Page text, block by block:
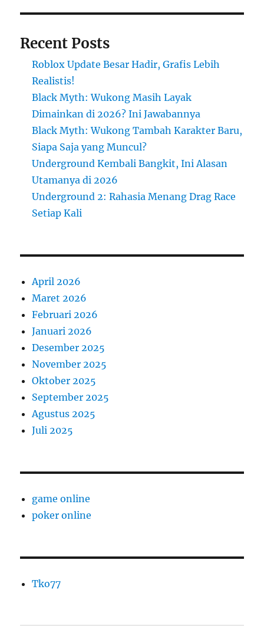
Recent Posts
Roblox Update Besar Hadir, Grafis Lebih
Realistis!
Black Myth: Wukong Masih Layak
Dimainkan di 2026? Ini Jawabannya
Black Myth: Wukong Tambah Karakter Baru,
Siapa Saja yang Muncul?
Underground Kembali Bangkit, Ini Alasan
Utamanya di 2026
Underground 2: Rahasia Menang Drag Race
Setiap Kali
April 2026
Maret 2026
Februari 2026
Januari 2026
Desember 2025
November 2025
Oktober 2025
September 2025
Agustus 2025
Juli 2025
game online
poker online
Tko77